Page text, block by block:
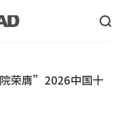
荣膺”2026中国十